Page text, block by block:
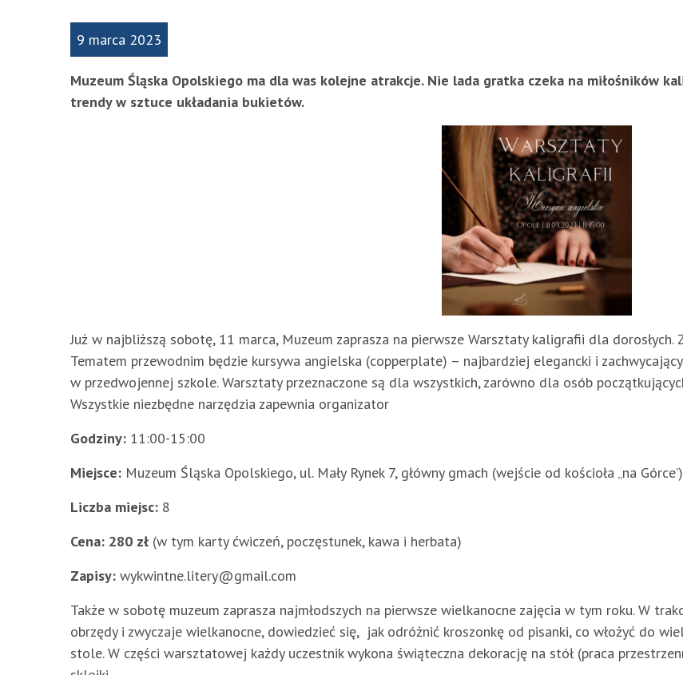
9 marca 2023
Muzeum Śląska Opolskiego ma dla was kolejne atrakcje. Nie lada gratka czeka na miłośników
trendy w sztuce układania bukietów.
Już w najbliższą sobotę, 11 marca, Muzeum zaprasza na pierwsze Warsztaty kaligrafii dla
Tematem przewodnim będzie kursywa angielska (copperplate) – najbardziej elegancki i
w przedwojennej szkole. Warsztaty przeznaczone są dla wszystkich, zarówno dla osób
Wszystkie niezbędne narzędzia zapewnia organizator
Godziny: 11:00-15:00
Miejsce: Muzeum Śląska Opolskiego, ul. Mały Rynek 7, główny gmach (wejście od kościoła „na
Liczba miejsc: 8
Cena: 280 zł (w tym karty ćwiczeń, poczęstunek, kawa i herbata)
Zapisy: wykwintne.litery@gmail.com
Także w sobotę muzeum zaprasza najmłodszych na pierwsze wielkanocne zajęcia w tym roku. W
obrzędy i zwyczaje wielkanocne, dowiedzieć się, jak odróżnić kroszonkę od pisanki, co włożyć do
stole. W części warsztatowej każdy uczestnik wykona świąteczna dekorację na stół (praca